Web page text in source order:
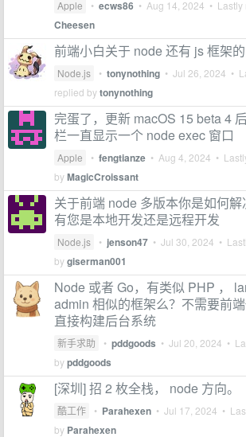
Apple • ecws86 • Aug 14, 2024 •
Cheesen
前端小白关于 node 还有 js 框架
Node.js • tonynothing • Jul 26, 2024 •
replied bytonynothing
完蛋了，更新 macOS 15 beta 4
栏一直显示一个 node exec 窗口
Apple • fengtianze • Aug 4, 2024 •
byMagicCroissant
关于前端 node 多版本你是如何解
有您是本地开发还是远程开发
Node.js • jenson47 • Jul 30, 2024 •
bygiserman001
Node 或者 Go，有类似 PHP ，
admin 相似的框架么？不需要前端
直接构建后台系统
新手求助 • pddgoods • Jul 20, 2024 •
bypddgoods
[深圳] 招 2 枚全栈， node 方向。
酷工作 • Parahexen • Jul 17, 2024 •
by Parahexen